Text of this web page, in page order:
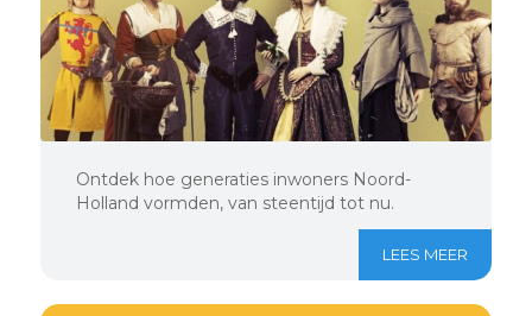
Ontdek hoe generaties inwoners Noord-
Holland vormden, van steentijd tot nu.
LEES MEER